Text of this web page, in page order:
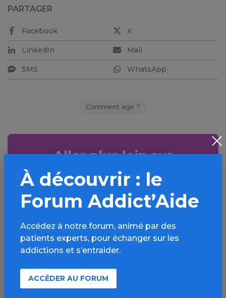
PARTAGER
Facebook X
LinkedIn Mail
SMS WhatsApp
Comment agir ?
Aller plus loin sur
l’espace Alcool
Informations, parcours d’évaluations,
bonnes pratiques, FAQ, annuaires,
Découvrir
À découvrir : le
Forum Addict’Aide
Accédez à notre forum, animé par des
patients experts, pour échanger sur les
addictions et s’entraider.
ACCÉDER AU FORUM